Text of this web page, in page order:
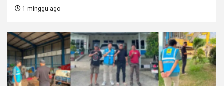
1 minggu ago